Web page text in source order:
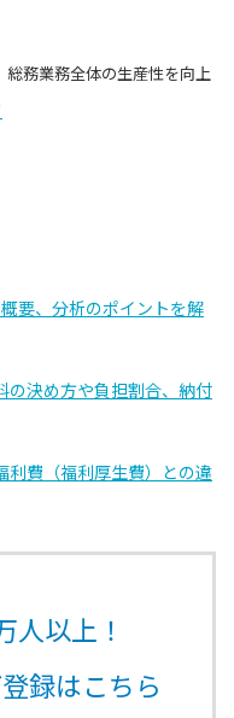
総務業務全体の生産性を向上
要、分析のポイントを解
の決め方や負担割合、納付
利費（福利厚生費）との違
人以上！
録はこちら